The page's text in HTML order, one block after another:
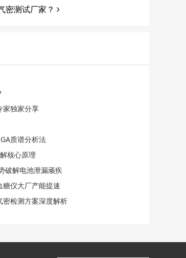
密测试厂家？
家独家分享
质谱分析法
核心原理
破解电池泄漏顽疾
糖仪大厂产能提速
密检测方案深度解析